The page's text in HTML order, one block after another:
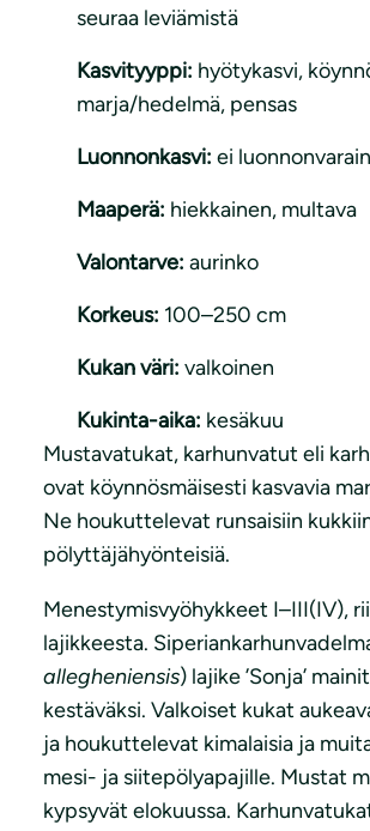
seuraa leviämistä
Kasvityyppi: hyötykasvi,
marja/hedelmä, pensas
Luonnonkasvi: ei
Maaperä: hiekkainen, multava
Valontarve: aurinko
Korkeus: 100–250 cm
Kukan väri: valkoinen
Kukinta-aika: kesäkuu
Mustavatukat, karhunvatut eli
ovat köynnösmäisesti kasvavia
Ne houkuttelevat runsaisiin
pölyttäjähyönteisiä.
Menestymisvyöhykkeet I–III(IV),
lajikkeesta.
allegheniensis) lajike ’Sonja’
kestäväksi. Valkoiset kukat
ja houkuttelevat kimalaisia ja
mesi- ja siitepölyapajille. Mustat
kypsyvät elokuussa.